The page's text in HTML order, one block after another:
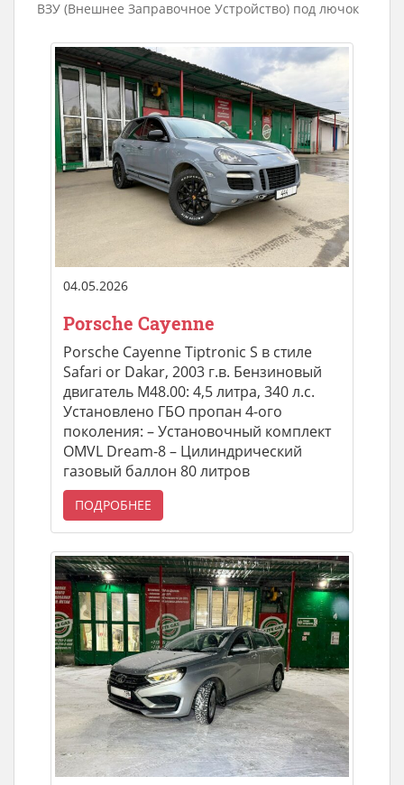
ВЗУ (Внешнее Заправочное Устройство) под лючок
04.05.2026
Porsche Cayenne
Porsche Cayenne Tiptronic S в стиле
Safari or Dakar, 2003 г.в. Бензиновый
двигатель M48.00: 4,5 литра, 340 л.с.
Установлено ГБО пропан 4-ого
поколения: – Установочный комплект
OMVL Dream-8 – Цилиндрический
газовый баллон 80 литров
ПОДРОБНЕЕ